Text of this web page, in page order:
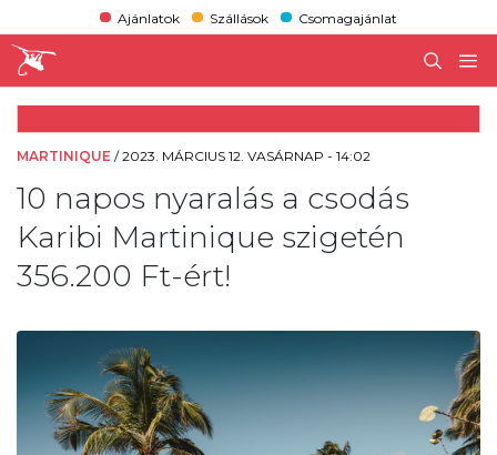
Ajánlatok Szállások Csomagajánlat
MARTINIQUE /2023. MÁRCIUS 12. VASÁRNAP - 14:02
10 napos nyaralás a csodás
Karibi Martinique szigetén
356.200 Ft-ért!